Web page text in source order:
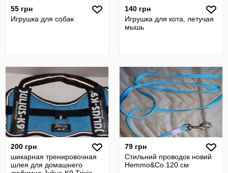
55 грн
Игрушка для собак
140 грн
Игрушка для кота, летучая
мышь
200 грн
шикарная тренировочная
шлея для домашнего
79 грн
Стильний проводок новий
Hemmo&Co.120 см